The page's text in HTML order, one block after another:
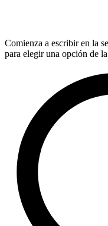
Comienza a escribir en la
para elegir una opción de